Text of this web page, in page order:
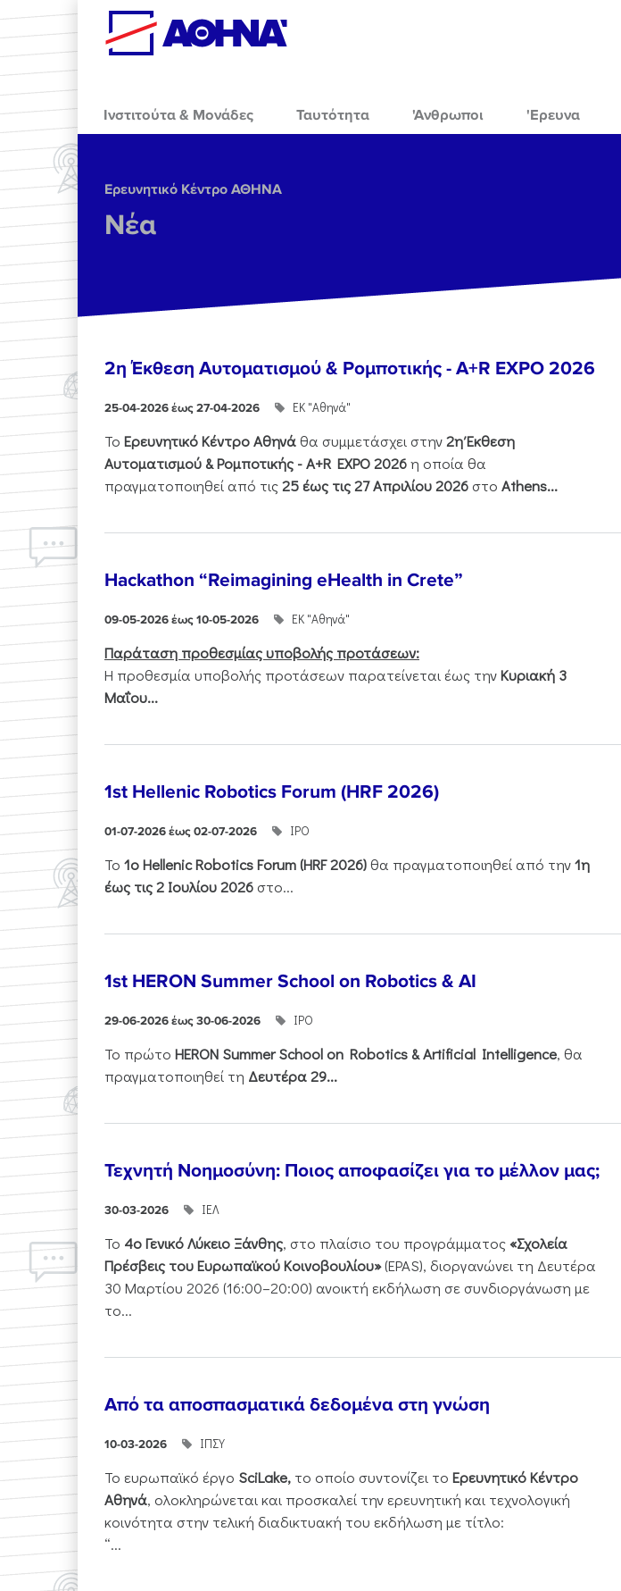
Skip to main content
Ινστιτούτα & Μονάδες Ταυτότητα 'Ανθρωποι 'Ερευνα
Ερευνητικό Κέντρο ΑΘΗΝΑ
Νέα
2η Έκθεση Αυτοματισμού & Ρομποτικής - A+R EXPO 2026
25-04-2026 έως 27-04-2026 ΕΚ "Αθηνά"
Το Ερευνητικό Κέντρο Αθηνάθα συμμετάσχει στην2η Έκθεση
Αυτοματισμού & Ρομποτικής - Α+R EXPO 2026η οποία θα
πραγματοποιηθεί από τις25 έως τις 27 Απριλίου 2026 στο Athens...
Hackathon “Reimagining eHealth in Crete”
09-05-2026 έως 10-05-2026 ΕΚ "Αθηνά"
Παράταση προθεσμίας υποβολής προτάσεων:
Η προθεσμία υποβολής προτάσεων παρατείνεται έως τηνΚυριακή 3
Μαΐου...
1st Hellenic Robotics Forum (HRF 2026)
01-07-2026 έως 02-07-2026 ΙΡΟ
Το 1οHellenicRoboticsForum(HRF2026)θα πραγματοποιηθεί από την1η
έως τις 2 Ιουλίου 2026 στο...
1st HERON Summer School on Robotics & AI
29-06-2026 έως 30-06-2026 ΙΡΟ
Το πρώτο HERON SummerSchoolon Robotics &Artificial Intelligence, θα
πραγματοποιηθεί τη Δευτέρα 29...
Τεχνητή Νοημοσύνη: Ποιος αποφασίζει για το μέλλον μας;
30-03-2026 ΙΕΛ
Το 4ο Γενικό Λύκειο Ξάνθης, στο πλαίσιο του προγράμματος«Σχολεία
Πρέσβεις του Ευρωπαϊκού Κοινοβουλίου»(EPAS), διοργανώνει τη Δευτέρα
30 Μαρτίου 2026 (16:00–20:00) ανοικτή εκδήλωση σε συνδιοργάνωση με
το...
Από τα αποσπασματικά δεδομένα στη γνώση
10-03-2026 ΙΠΣΥ
Το ευρωπαϊκό έργο SciLake, το οποίο συντονίζει το Ερευνητικό Κέντρο
Αθηνά, ολοκληρώνεται και προσκαλεί την ερευνητική και τεχνολογική
κοινότητα στην τελική διαδικτυακή του εκδήλωση με τίτλο:
“...